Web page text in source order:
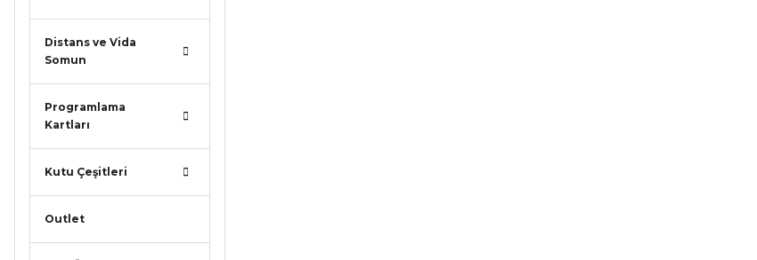
Distans ve Vida
Somun
Programlama
Kartları
Kutu Çeşitleri
Outlet